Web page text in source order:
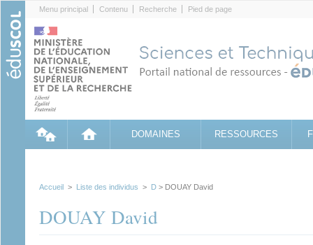
Menu principal Contenu Recherche Pied de page
DOMAINES RESSOURCES
Accueil > Liste des individus > D > DOUAY David
DOUAY David